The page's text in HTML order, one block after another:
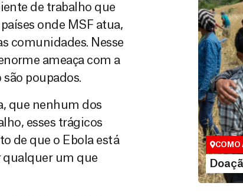
de trabalho que
onde MSF atua,
comunidades. Nesse
ameaça com a
são poupados.
que nenhum dos
esses trágicos
de que o Ebola está
qualquer um que
Você
maneiras,
valor que
COMO